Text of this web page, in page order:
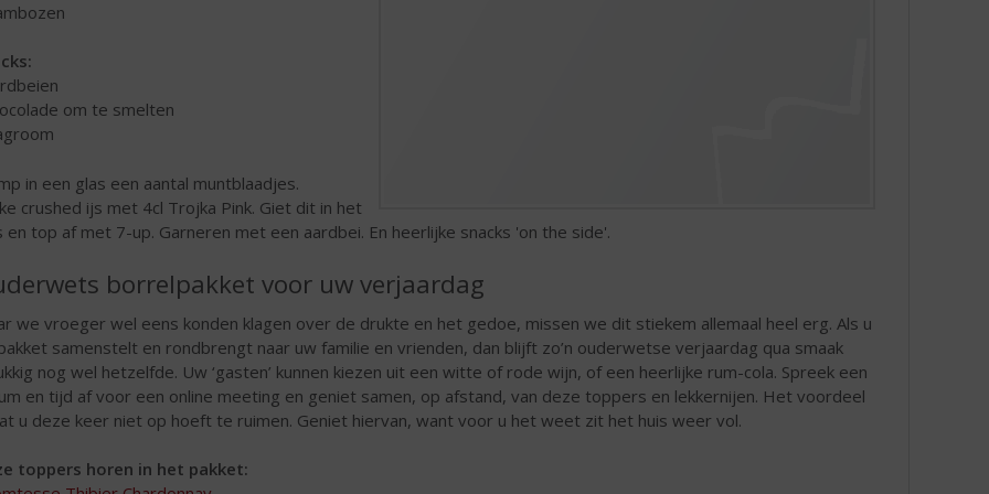
om te smelten
in een glas een aantal muntblaadjes.
crushed ijs met 4cl Trojka Pink. Giet dit in het
en top af met 7-up. Garneren met een aardbei. En heerlijke snacks 'on the side'.
borrelpakket voor uw verjaardag
we vroeger wel eens konden klagen over de drukte en het gedoe, missen we dit stiekem allemaal heel erg. Als u
samenstelt en rondbrengt naar uw familie en vrienden, dan blijft zo’n ouderwetse verjaardag qua smaak
nog wel hetzelfde. Uw ‘gasten’ kunnen kiezen uit een witte of rode wijn, of een heerlijke rum-cola. Spreek een
en tijd af voor een online meeting en geniet samen, op afstand, van deze toppers en lekkernijen. Het voordeel
u deze keer niet op hoeft te ruimen. Geniet hiervan, want voor u het weet zit het huis weer vol.
toppers horen in het pakket: